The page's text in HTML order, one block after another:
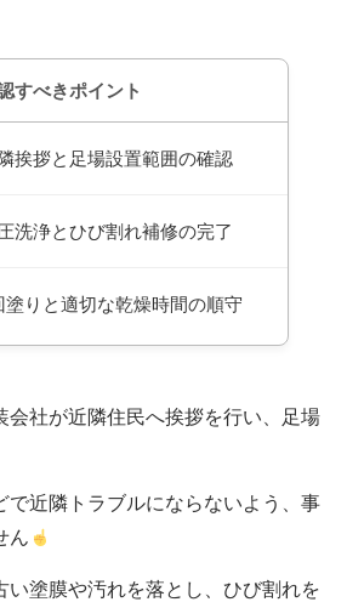
すべきポイント
挨拶と足場設置範囲の確認
洗浄とひび割れ補修の完了
塗りと適切な乾燥時間の順守
会社が近隣住民へ挨拶を行い、足場
で近隣トラブルにならないよう、事
ん
い塗膜や汚れを落とし、ひび割れを